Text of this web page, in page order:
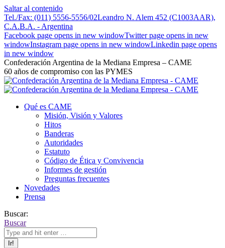
Saltar al contenido
Tel./Fax: (011) 5556-5556/02Leandro N. Alem 452 (C1003AAR),
C.A.B.A. - Argentina
Facebook page opens in new windowTwitter page opens in new
windowInstagram page opens in new windowLinkedin page opens
in new window
Confederación Argentina de la Mediana Empresa – CAME
60 años de compromiso con las PYMES
Qué es CAME
Misión, Visión y Valores
Hitos
Banderas
Autoridades
Estatuto
Código de Ética y Convivencia
Informes de gestión
Preguntas frecuentes
Novedades
Prensa
Buscar:
Buscar